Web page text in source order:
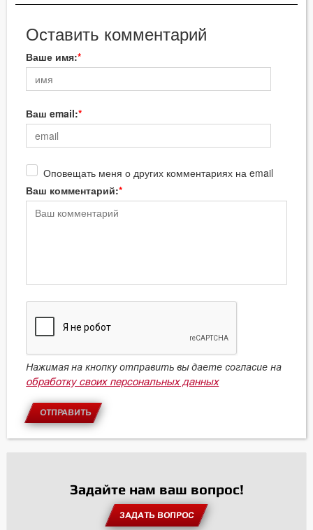
Оставить комментарий
Ваше имя:
Ваш email:
Оповещать меня о других комментариях на email
Ваш комментарий:
Нажимая на кнопку отправить вы даете согласие на
обработку своих персональных данных
ОТПРАВИТЬ
Задайте нам ваш вопрос!
ЗАДАТЬ ВОПРОС